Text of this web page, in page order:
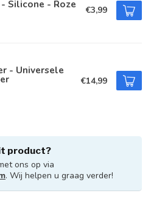
Silicone - Roze €3,99
- Universele
€14,99
product?
ons op via
. Wij helpen u graag verder!